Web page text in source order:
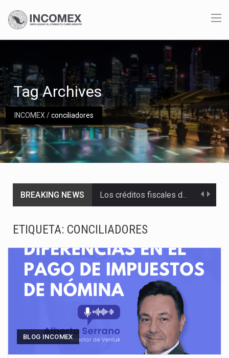
INCOMEX/conciliadores
Tag Archives
BREAKING NEWS
El gobierno de Estados Unidos anunciará un arancel del 15 % sobre los productos fabricados…
El derecho a la previsibilidad de los horarios de trabajo en turnos rotativos podría ser…
ETIQUETA: CONCILIADORES
BLOG INCOMEX